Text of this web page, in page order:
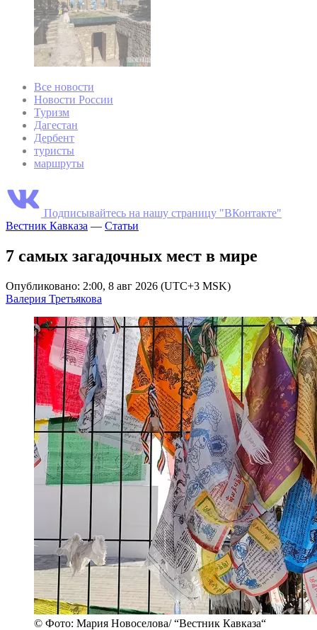
Все новости
Новости России
Туризм
Дагестан
Дербент
туристы
маршруты
Подписывайтесь на нашу страницу "ВКонтакте"
Вестник Кавказа — Статьи
7 самых загадочных мест в мире
Опубликовано: 2:00, 8 авг 2026 (UTC+3 MSK)
Валерия Третьякова
© Фото: Мария Новоселова/ “Вестник Кавказа“